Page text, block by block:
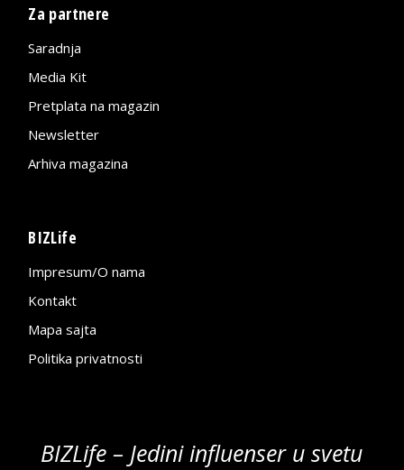
Za partnere
Saradnja
Media Kit
Pretplata na magazin
Newsletter
Arhiva magazina
BIZLife
Impresum/O nama
Kontakt
Mapa sajta
Politika privatnosti
BIZLife – Jedini influenser u svetu